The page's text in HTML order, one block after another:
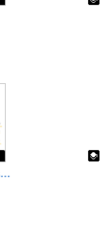
Mapa Mental Realismo (Casals 4º)